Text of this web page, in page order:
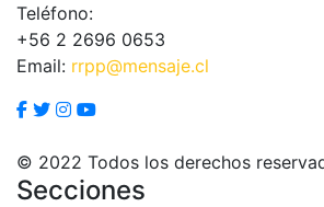
Teléfono:
+56 2 2696 0653
Email: rrpp@mensaje.cl
© 2022 Todos los derechos
Secciones